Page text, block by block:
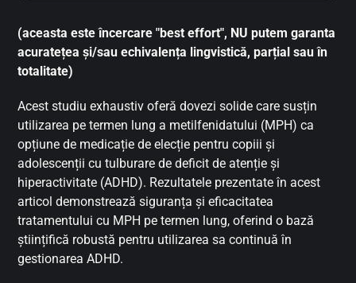
(aceasta este încercare "best effort", NU putem garanta
acuratețea și/sau echivalența lingvistică, parțial sau în
totalitate)
Acest studiu exhaustiv oferă dovezi solide care susțin
utilizarea pe termen lung a metilfenidatului (MPH) ca
opțiune de medicație de elecție pentru copiii și
adolescenții cu tulburare de deficit de atenție și
hiperactivitate (ADHD). Rezultatele prezentate în acest
articol demonstrează siguranța și eficacitatea
tratamentului cu MPH pe termen lung, oferind o bază
științifică robustă pentru utilizarea sa continuă în
gestionarea ADHD.